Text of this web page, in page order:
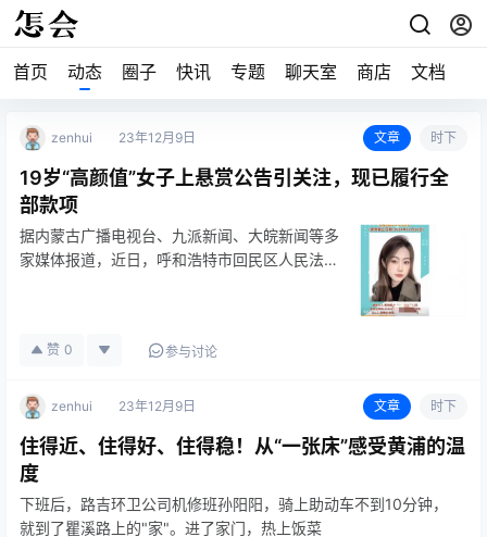
首页 动态 圈子 快讯 专题 聊天室 商店 文档
zenhui 23年12月9日 文章 时下
19岁“高颜值”女子上悬赏公告引关注，现已履行全
部款项
据内蒙古广播电视台、九派新闻、大皖新闻等多
家媒体报道，近日，呼和浩特市回民区人民法院
赞 0 参与讨论
zenhui 23年12月9日 文章 时下
住得近、住得好、住得稳！从“一张床”感受黄浦的温
度
下班后，路吉环卫公司机修班孙阳阳，骑上助动车不到10分钟，
就到了瞿溪路上的"家"。进了家门，热上饭菜